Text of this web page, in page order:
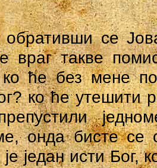
обративши се
враг такве
ће без мене
ко ће утешити
онда бисте
један исти Бог,